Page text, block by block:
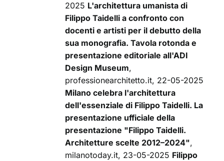
2025 L'architettura umanista di
Filippo Taidelli a confronto con
docenti e artisti per il debutto della
sua monografia. Tavola rotonda e
presentazione editoriale all'ADI
Design Museum,
professionearchitetto.it, 22-05-2025
Milano celebra l'architettura
dell'essenziale di Filippo Taidelli. La
presentazione ufficiale della
presentazione "Filippo Taidelli.
Architetture scelte 2012–2024",
milanotoday.it, 23-05-2025 Filippo